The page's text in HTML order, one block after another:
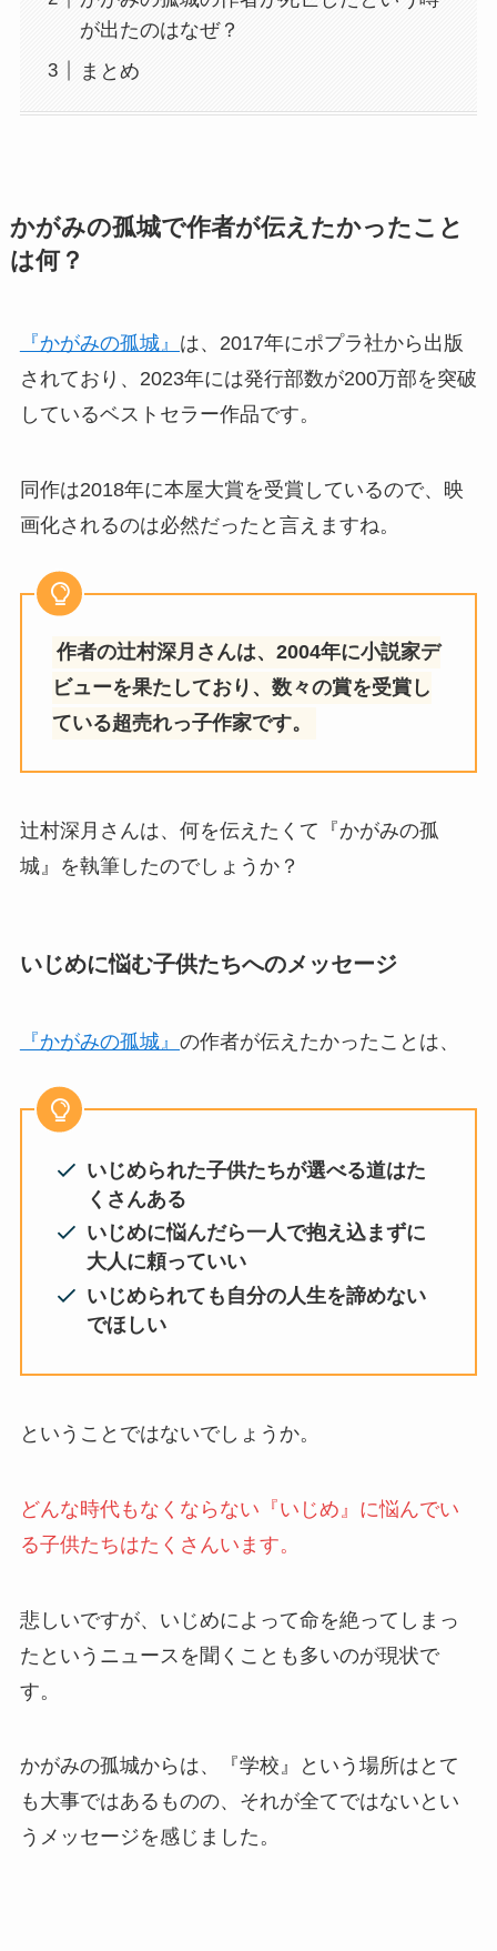
が出たのはなぜ？
まとめ
かがみの孤城で作者が伝えたかったこと
は何？
『かがみの孤城』 は、2017年にポプラ社から出版
されており、2023年には発行部数が200万部を突破
しているベストセラー作品です。
同作は2018年に本屋大賞を受賞しているので、映
画化されるのは必然だったと言えますね。
作者の辻村深月さんは、2004年に小説家デ
ビューを果たしており、数々の賞を受賞し
ている超売れっ子作家です。
辻村深月さんは、何を伝えたくて『かがみの孤
城』を執筆したのでしょうか？
いじめに悩む子供たちへのメッセージ
『かがみの孤城』 の作者が伝えたかったことは、
いじめられた子供たちが選べる道はた
くさんある
いじめに悩んだら一人で抱え込まずに
大人に頼っていい
いじめられても自分の人生を諦めない
でほしい
ということではないでしょうか。
どんな時代もなくならない『いじめ』に悩んでい
る子供たちはたくさんいます。
悲しいですが、いじめによって命を絶ってしまっ
たというニュースを聞くことも多いのが現状で
す。
かがみの孤城からは、『学校』という場所はとて
も大事ではあるものの、それが全てではないとい
うメッセージを感じました。